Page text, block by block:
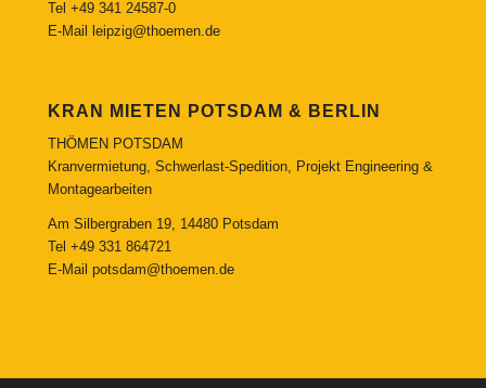
Tel +49 341 24587-0
E-Mail
leipzig@thoemen.de
KRAN MIETEN POTSDAM & BERLIN
THÖMEN POTSDAM
Kranvermietung, Schwerlast-Spedition, Projekt Engineering &
Montagearbeiten
Am Silbergraben 19, 14480 Potsdam
Tel +49 331 864721
E-Mail potsdam@thoemen.de